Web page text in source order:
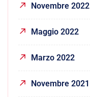
Novembre 2022
Maggio 2022
Marzo 2022
Novembre 2021